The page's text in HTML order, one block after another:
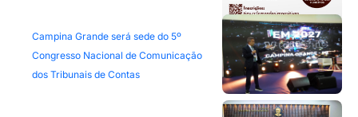
Campina Grande será sede do 5º
Congresso Nacional de Comunicação
dos Tribunais de Contas